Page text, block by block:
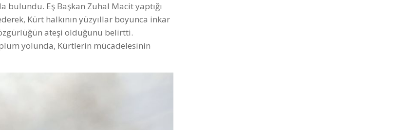
bulundu. Eş Başkan Zuhal Macit yaptığı
Kürt halkının yüzyıllar boyunca inkar
ateşi olduğunu belirtti.
yolunda, Kürtlerin mücadelesinin